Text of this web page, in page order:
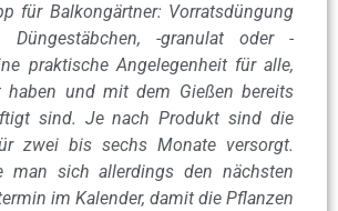
für Balkongärtner: Vorratsdüngung
-granulat oder -
praktische Angelegenheit für alle,
haben und mit dem Gießen bereits
sind. Je nach Produkt sind die
zwei bis sechs Monate versorgt.
man sich allerdings den nächsten
im Kalender, damit die Pflanzen